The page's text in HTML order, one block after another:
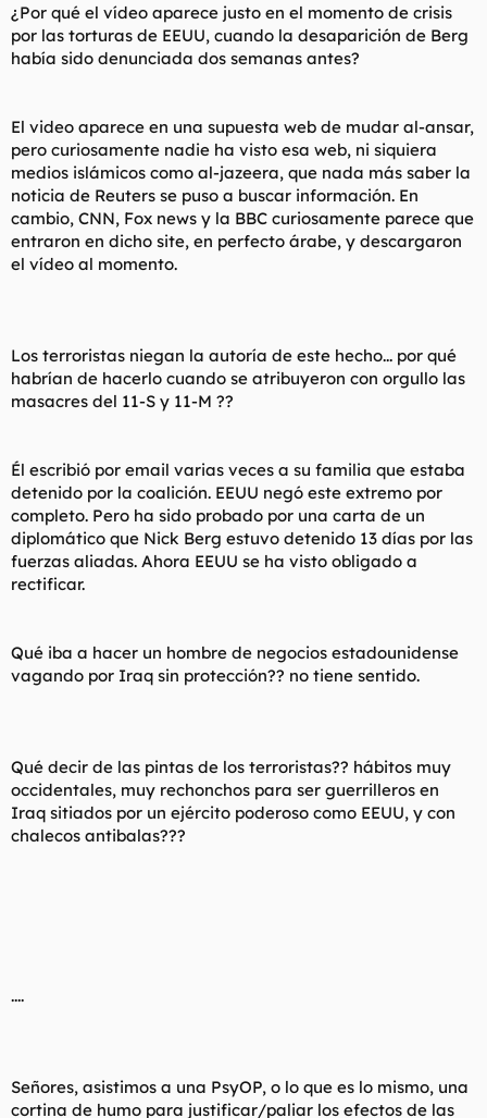
¿Por qué el vídeo aparece justo en el momento de crisis
por las torturas de EEUU, cuando la desaparición de Berg
había sido denunciada dos semanas antes?
El video aparece en una supuesta web de mudar al-ansar,
pero curiosamente nadie ha visto esa web, ni siquiera
medios islámicos como al-jazeera, que nada más saber la
noticia de Reuters se puso a buscar información. En
cambio, CNN, Fox news y la BBC curiosamente parece que
entraron en dicho site, en perfecto árabe, y descargaron
el vídeo al momento.
Los terroristas niegan la autoría de este hecho... por qué
habrían de hacerlo cuando se atribuyeron con orgullo las
masacres del 11-S y 11-M ??
Él escribió por email varias veces a su familia que estaba
detenido por la coalición. EEUU negó este extremo por
completo. Pero ha sido probado por una carta de un
diplomático que Nick Berg estuvo detenido 13 días por las
fuerzas aliadas. Ahora EEUU se ha visto obligado a
rectificar.
Qué iba a hacer un hombre de negocios estadounidense
vagando por Iraq sin protección?? no tiene sentido.
Qué decir de las pintas de los terroristas?? hábitos muy
occidentales, muy rechonchos para ser guerrilleros en
Iraq sitiados por un ejército poderoso como EEUU, y con
chalecos antibalas???
....
Señores, asistimos a una PsyOP, o lo que es lo mismo, una
cortina de humo para justificar/paliar los efectos de las